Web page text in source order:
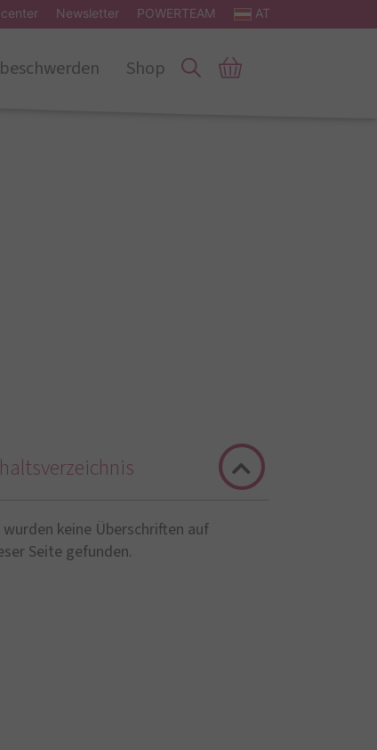
Newsletter POWERTEAM AT
Shop
wurden keine Überschriften auf
Seite gefunden.